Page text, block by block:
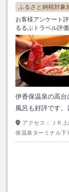
ふるさと納税対象
お客様アンケート
るるぶトラベル評価
伊香保温泉の高
風呂も好評です。
アクセス：
ＪＲ
保温泉ターミナル